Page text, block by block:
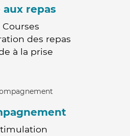
aux repas
Courses
des repas
à la prise